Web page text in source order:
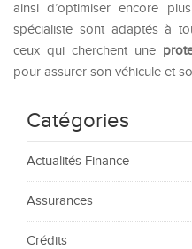
ainsi d’optimiser encore
spécialiste sont adaptés à
ceux qui cherchent une
pour assurer son véhicule et
Catégories
Actualités Finance
Assurances
Crédits